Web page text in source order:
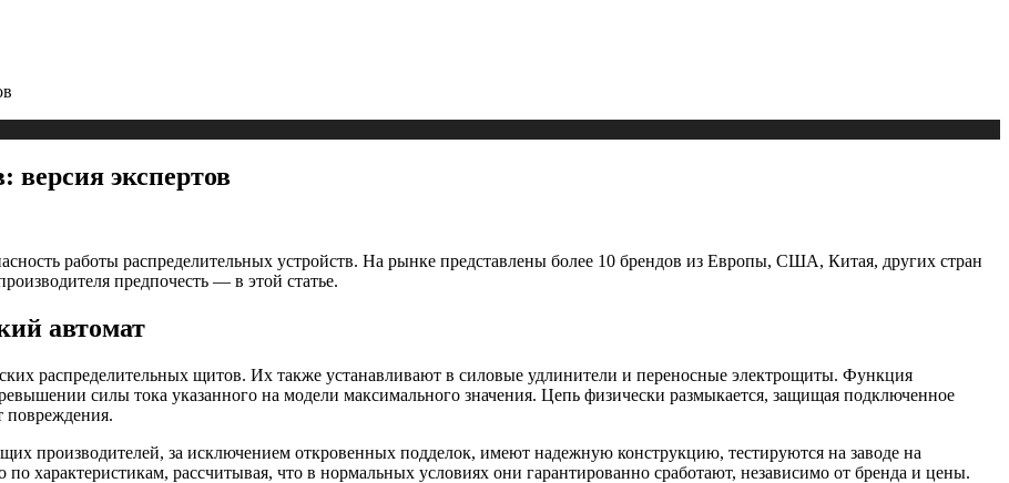
экспертов
работы распределительных устройств. На рынке представлены более 10 брендов из Европы, США, Китая, других стран
предпочесть — в этой статье.
автомат
распределительных щитов. Их также устанавливают в силовые удлинители и переносные электрощиты. Функция
силы тока указанного на модели максимального значения. Цепь физически размыкается, защищая подключенное
повреждения.
производителей, за исключением откровенных подделок, имеют надежную конструкцию, тестируются на заводе на
характеристикам, рассчитывая, что в нормальных условиях они гарантированно сработают, независимо от бренда и цены.